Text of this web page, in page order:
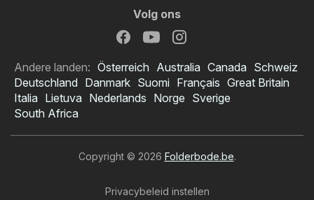
Volg ons
Andere landen: Österreich Australia Canada Schweiz
Deutschland Danmark Suomi Français Great Britain
Italia Lietuva Nederlands Norge Sverige
South Africa
Copyright © 2026 Folderbode.be.
Privacybeleid instellen